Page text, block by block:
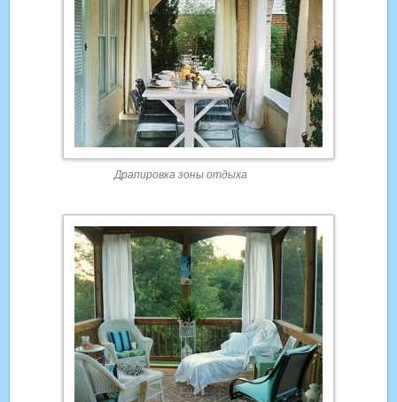
Драпировка зоны отдыха